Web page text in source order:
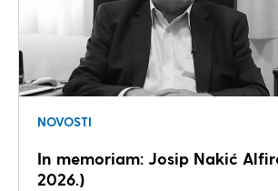
NOVOSTI
In memoriam: Josip Nakić
2026.)